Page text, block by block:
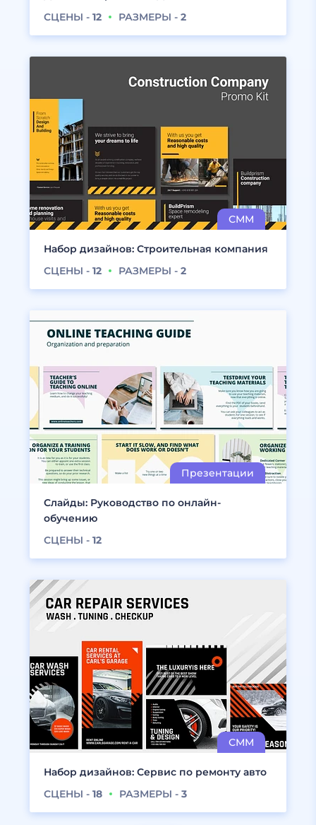
СЦЕНЫ - 12 РАЗМЕРЫ - 2
Набор дизайнов: Строительная компания
СЦЕНЫ - 12 РАЗМЕРЫ - 2
Слайды: Руководство по онлайн-
обучению
СЦЕНЫ - 12
Набор дизайнов: Сервис по ремонту авто
СЦЕНЫ - 18 РАЗМЕРЫ - 3